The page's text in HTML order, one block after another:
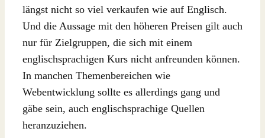
längst nicht so viel verkaufen wie auf Englisch.
Und die Aussage mit den höheren Preisen gilt auch
nur für Zielgruppen, die sich mit einem
englischsprachigen Kurs nicht anfreunden können.
In manchen Themenbereichen wie
Webentwicklung sollte es allerdings gang und
gäbe sein, auch englischsprachige Quellen
heranzuziehen.